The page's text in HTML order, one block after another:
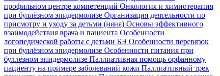
профильном центре компетенций Онкология и химиотерапия
при буллёзном эпидермолизе Организация деятельности по
присмотру и уходу за детьми (няня) Основы эффективного
взаимодействия врача и пациента Особенности
логопедической работы с детьми БЭ Особенности перевязок
при буллёзном эпидермолизе Особенности питания при
буллёзном эпидермолизе Паллиативная помощь орфанному
пациенту на примере заболеваний кожи Паллиативный трек